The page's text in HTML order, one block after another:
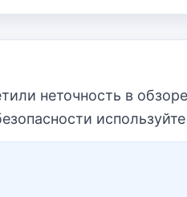
неточность в